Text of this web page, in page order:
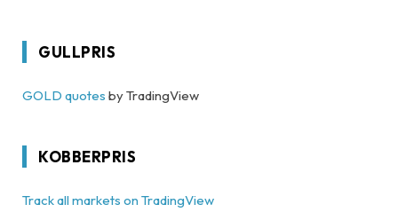
GULLPRIS
GOLD quotes by TradingView
KOBBERPRIS
Track all markets on TradingView